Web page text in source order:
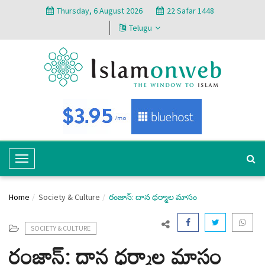
Thursday, 6 August 2026
22 Safar 1448
Telugu
T
o
g
e
a
Home Society & Culture రంజాన్: దాన ధర్మాల మాసం
SOCIETY & CULTURE
రంజాన్: దాన ధర్మాల మాసం